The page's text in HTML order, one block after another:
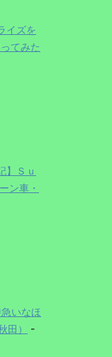
イズを
てみた
】Ｓｕ
ン車・
急いなほ
田）
-